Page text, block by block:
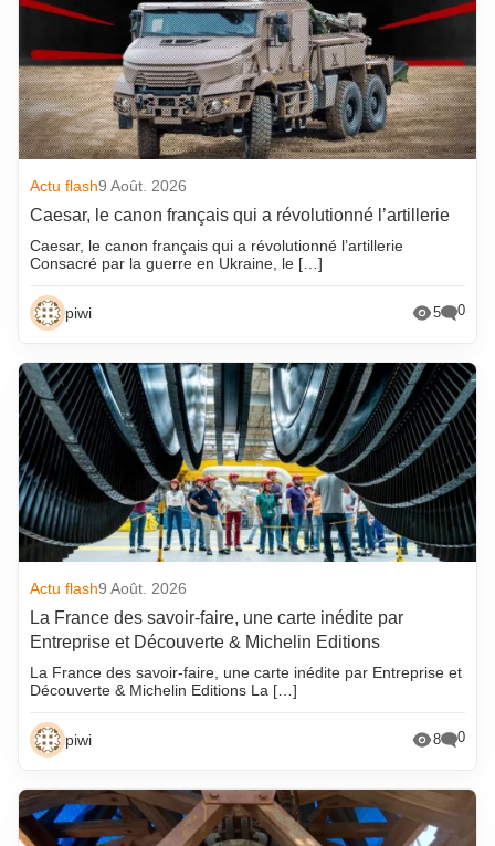
Actu flash9 Août. 2026
Caesar, le canon français qui a révolutionné l’artillerie
Caesar, le canon français qui a révolutionné l’artillerie
Consacré par la guerre en Ukraine, le […]
piwi 5 0
Actu flash9 Août. 2026
La France des savoir-faire, une carte inédite par
Entreprise et Découverte & Michelin Editions
La France des savoir-faire, une carte inédite par Entreprise et
Découverte & Michelin Editions La […]
piwi 8 0